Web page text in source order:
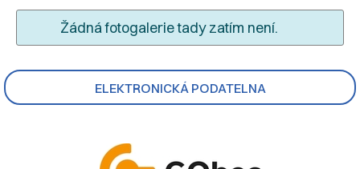
ELEKTRONICKÁ PODATELNA
Žádná fotogalerie tady zatím není.